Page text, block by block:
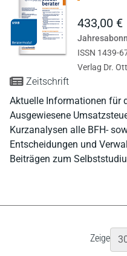
Zeitschrift
Aktuelle Informationen für
Ausgewiesene
Kurzanalysen alle BFH-
Entscheidungen und
Beiträgen zum
433,00 €
ISSN 1439-
Verlag Dr.
Zeige